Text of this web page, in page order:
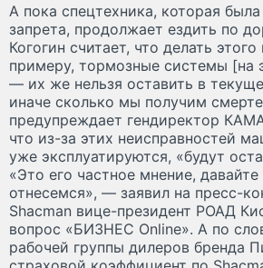
А пока спецтехника, которая
запрета, продолжает ездить по
Когогин считает, что делать этого
примеру, тормозные системы [на
— их же нельзя оставить в
иначе сколько мы получим
предупреждает гендиректор
что из-за этих неисправностей
уже эксплуатируются, «будут
«Это его частное мнение,
отнесемся», — заявил на пресс-
Shacman вице-президент РОАД
вопрос «БИЗНЕС Online». А по
рабочей группы дилеров бренда